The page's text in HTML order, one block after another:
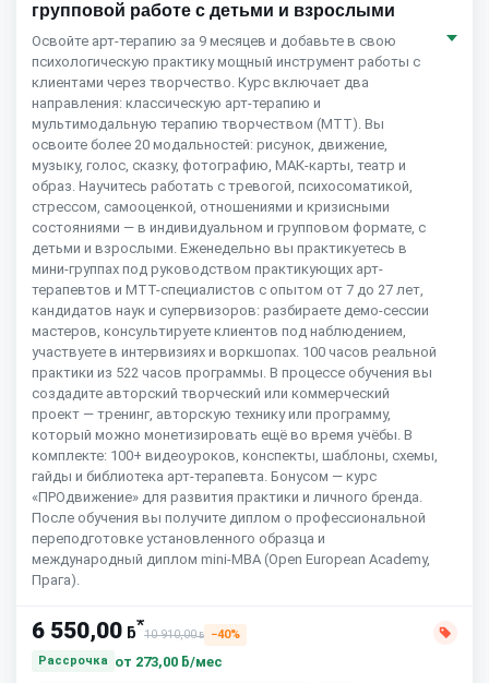
групповой работе с детьми и взрослыми
Освойте арт-терапию за 9 месяцев и добавьте в свою
психологическую практику мощный инструмент работы с
клиентами через творчество. Курс включает два
направления: классическую арт-терапию и
мультимодальную терапию творчеством (МТТ). Вы
освоите более 20 модальностей: рисунок, движение,
музыку, голос, сказку, фотографию, МАК-карты, театр и
образ. Научитесь работать с тревогой, психосоматикой,
стрессом, самооценкой, отношениями и кризисными
состояниями — в индивидуальном и групповом формате, с
детьми и взрослыми. Еженедельно вы практикуетесь в
мини-группах под руководством практикующих арт-
терапевтов и МТТ-специалистов с опытом от 7 до 27 лет,
кандидатов наук и супервизоров: разбираете демо-сессии
мастеров, консультируете клиентов под наблюдением,
участвуете в интервизиях и воркшопах. 100 часов реальной
практики из 522 часов программы. В процессе обучения вы
создадите авторский творческий или коммерческий
проект — тренинг, авторскую технику или программу,
который можно монетизировать ещё во время учёбы. В
комплекте: 100+ видеоуроков, конспекты, шаблоны, схемы,
гайды и библиотека арт-терапевта. Бонусом — курс
«ПРОдвижение» для развития практики и личного бренда.
После обучения вы получите диплом о профессиональной
переподготовке установленного образца и
международный диплом mini-MBA (Open European Academy,
Прага).
6 550,00 ƃ*
10 910,00ƃ
−40%
Рассрочка
от 273,00 ƃ/мес